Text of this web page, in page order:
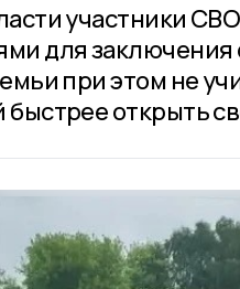
участники
для заключения
при этом не
открыть